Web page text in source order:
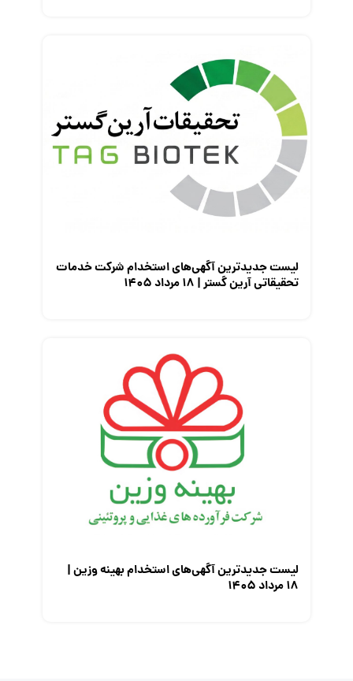
لیست جدیدترین آگهی‌های استخدام شرکت خدمات
تحقیقاتی آرین گستر | ۱۸ مرداد ۱۴۰۵
لیست جدیدترین آگهی‌های استخدام بهینه وزین |
۱۸ مرداد ۱۴۰۵